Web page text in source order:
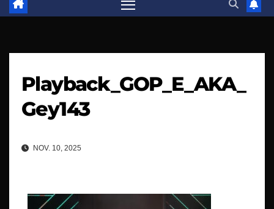
Playback_GOP_E_AKA_
Gey143
NOV. 10, 2025